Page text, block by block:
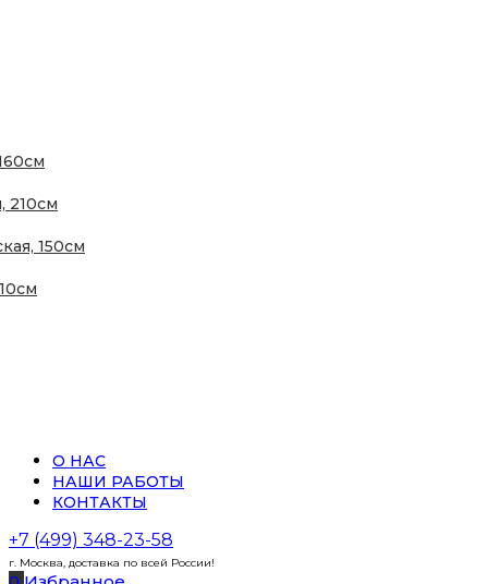
210см
150см
О НАС
НАШИ РАБОТЫ
КОНТАКТЫ
+7 (499) 348-23-58
г. Москва, доставка по всей России!